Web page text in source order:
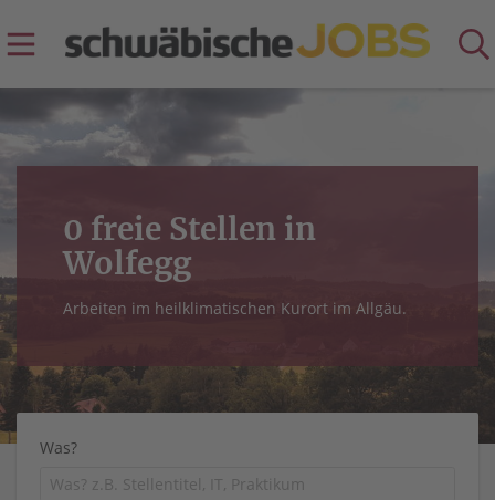
0 freie Stellen in
Wolfegg
Arbeiten im heilklimatischen Kurort im Allgäu.
Was?